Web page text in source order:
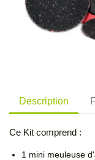
Description
Ce Kit comprend :
1 mini meuleuse